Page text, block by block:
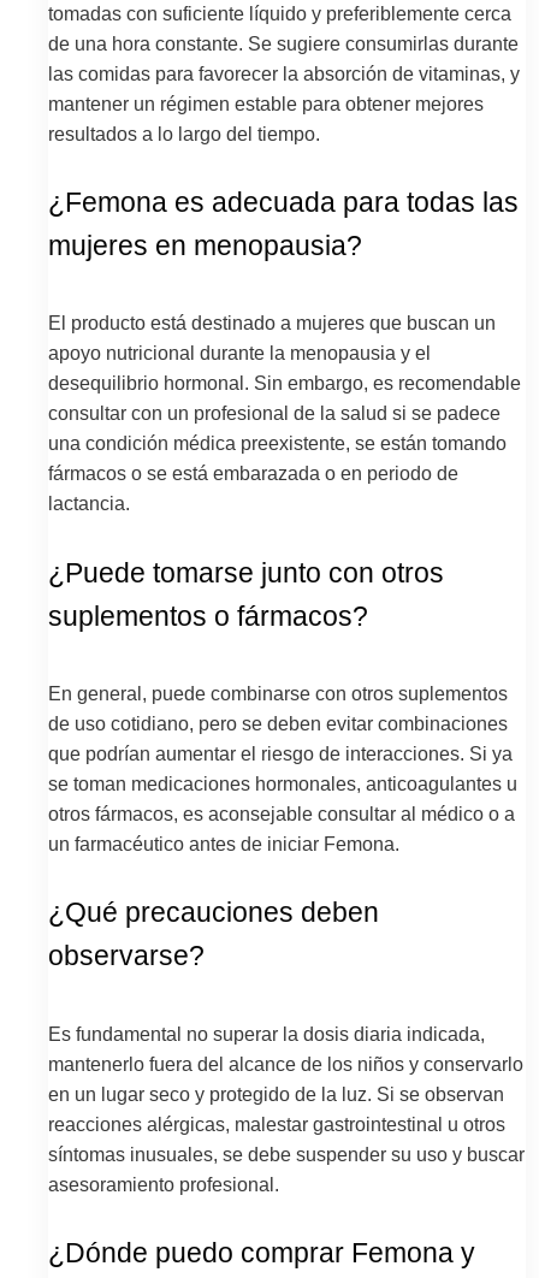
tomadas con suficiente líquido y preferiblemente cerca
de una hora constante. Se sugiere consumirlas durante
las comidas para favorecer la absorción de vitaminas, y
mantener un régimen estable para obtener mejores
resultados a lo largo del tiempo.
¿Femona es adecuada para todas las
mujeres en menopausia?
El producto está destinado a mujeres que buscan un
apoyo nutricional durante la menopausia y el
desequilibrio hormonal. Sin embargo, es recomendable
consultar con un profesional de la salud si se padece
una condición médica preexistente, se están tomando
fármacos o se está embarazada o en periodo de
lactancia.
¿Puede tomarse junto con otros
suplementos o fármacos?
En general, puede combinarse con otros suplementos
de uso cotidiano, pero se deben evitar combinaciones
que podrían aumentar el riesgo de interacciones. Si ya
se toman medicaciones hormonales, anticoagulantes u
otros fármacos, es aconsejable consultar al médico o a
un farmacéutico antes de iniciar Femona.
¿Qué precauciones deben
observarse?
Es fundamental no superar la dosis diaria indicada,
mantenerlo fuera del alcance de los niños y conservarlo
en un lugar seco y protegido de la luz. Si se observan
reacciones alérgicas, malestar gastrointestinal u otros
síntomas inusuales, se debe suspender su uso y buscar
asesoramiento profesional.
¿Dónde puedo comprar Femona y